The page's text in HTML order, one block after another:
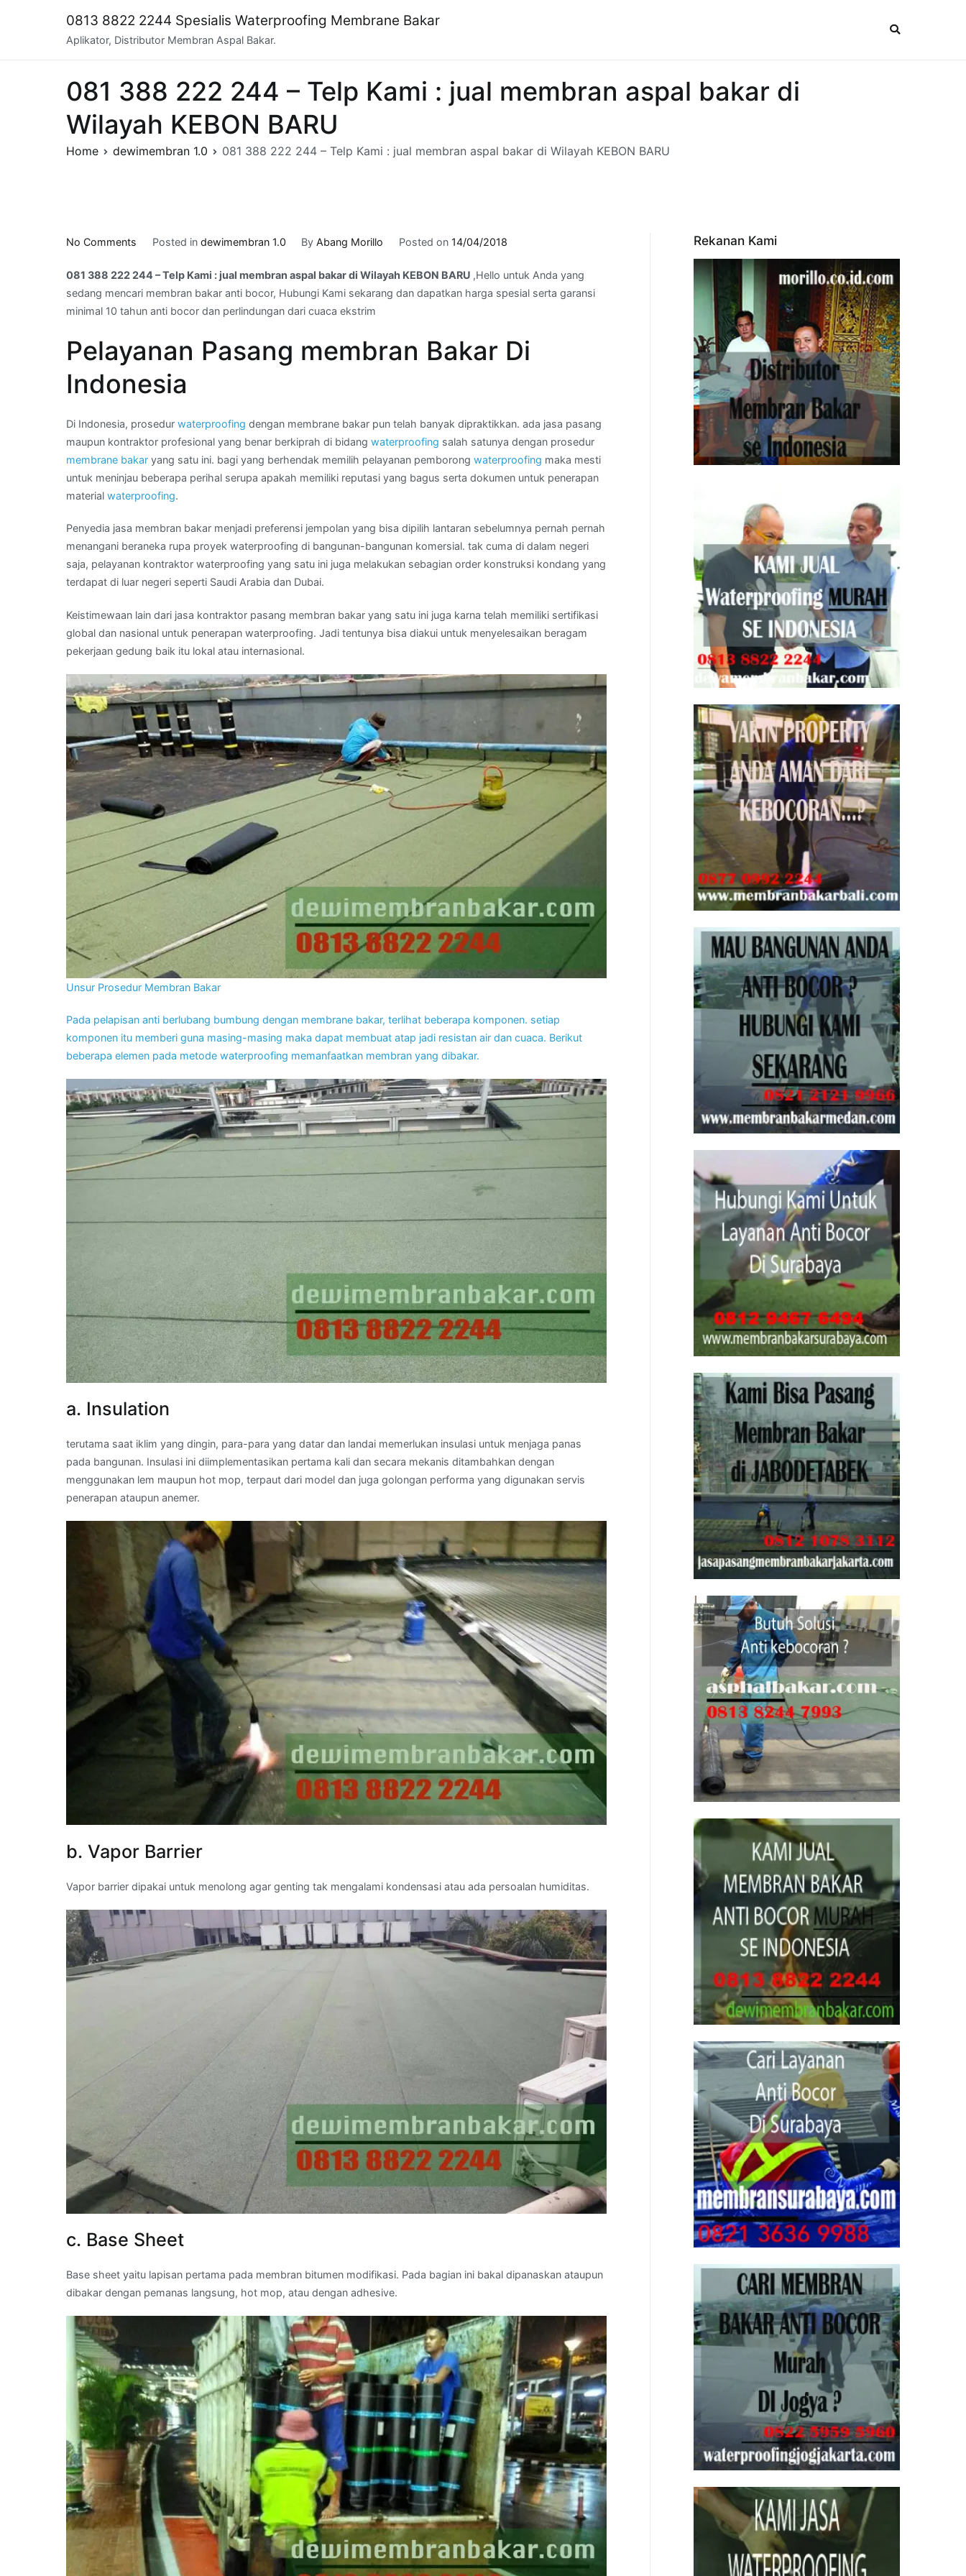
0813 8822 2244 Spesialis Waterproofing Membrane Bakar
Aplikator, Distributor Membran Aspal Bakar.
081 388 222 244 – Telp Kami : jual membran aspal bakar di
Wilayah KEBON BARU
Home dewimembran 1.0 081 388 222 244 – Telp Kami : jual membran aspal bakar di Wilayah KEBON BARU
No Comments
388
222
244
Telp
:
membran
aspal
bakar
di
Wilayah
BARU
Posted in dewimembran 1.0 ByAbang Morillo Posted on 14/04/2018
081 388 222 244 – Telp Kami : jual membran aspal bakar di Wilayah KEBON BARU ,Hello untuk Anda yang
sedang mencari membran bakar anti bocor, Hubungi Kami sekarang dan dapatkan harga spesial serta garansi
minimal 10 tahun anti bocor dan perlindungan dari cuaca ekstrim
Pelayanan Pasang membran Bakar Di
Indonesia
Di Indonesia, prosedur waterproofing dengan membrane bakar pun telah banyak dipraktikkan. ada jasa pasang
maupun kontraktor profesional yang benar berkiprah di bidang waterproofing salah satunya dengan prosedur
membrane bakar yang satu ini. bagi yang berhendak memilih pelayanan pemborong waterproofing maka mesti
untuk meninjau beberapa perihal serupa apakah memiliki reputasi yang bagus serta dokumen untuk penerapan
material waterproofing.
Penyedia jasa membran bakar menjadi preferensi jempolan yang bisa dipilih lantaran sebelumnya pernah pernah
menangani beraneka rupa proyek waterproofing di bangunan-bangunan komersial. tak cuma di dalam negeri
saja, pelayanan kontraktor waterproofing yang satu ini juga melakukan sebagian order konstruksi kondang yang
terdapat di luar negeri seperti Saudi Arabia dan Dubai.
Keistimewaan lain dari jasa kontraktor pasang membran bakar yang satu ini juga karna telah memiliki sertifikasi
global dan nasional untuk penerapan waterproofing. Jadi tentunya bisa diakui untuk menyelesaikan beragam
pekerjaan gedung baik itu lokal atau internasional.
Unsur Prosedur Membran Bakar
Pada pelapisan anti berlubang bumbung dengan membrane bakar, terlihat beberapa komponen. setiap
komponen itu memberi guna masing-masing maka dapat membuat atap jadi resistan air dan cuaca. Berikut
beberapa elemen pada metode waterproofing memanfaatkan membran yang dibakar.
a. Insulation
terutama saat iklim yang dingin, para-para yang datar dan landai memerlukan insulasi untuk menjaga panas
pada bangunan. Insulasi ini diimplementasikan pertama kali dan secara mekanis ditambahkan dengan
menggunakan lem maupun hot mop, terpaut dari model dan juga golongan performa yang digunakan servis
penerapan ataupun anemer.
b. Vapor Barrier
Vapor barrier dipakai untuk menolong agar genting tak mengalami kondensasi atau ada persoalan humiditas.
c. Base Sheet
Base sheet yaitu lapisan pertama pada membran bitumen modifikasi. Pada bagian ini bakal dipanaskan ataupun
dibakar dengan pemanas langsung, hot mop, atau dengan adhesive.
Rekanan Kami